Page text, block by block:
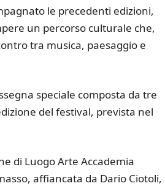
le precedenti edizioni,
un percorso culturale che,
tra musica, paesaggio e
speciale composta da tre
del festival, prevista nel
di Luogo Arte Accademia
affiancata da Dario Ciotoli,